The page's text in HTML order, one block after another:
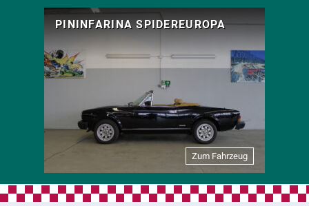
PININFARINA SPIDEREUROPA
Zum Fahrzeug